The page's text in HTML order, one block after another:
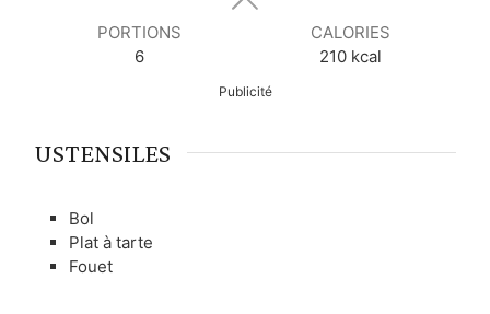
PORTIONS
6
CALORIES
210 kcal
Publicité
USTENSILES
Bol
Plat à tarte
Fouet